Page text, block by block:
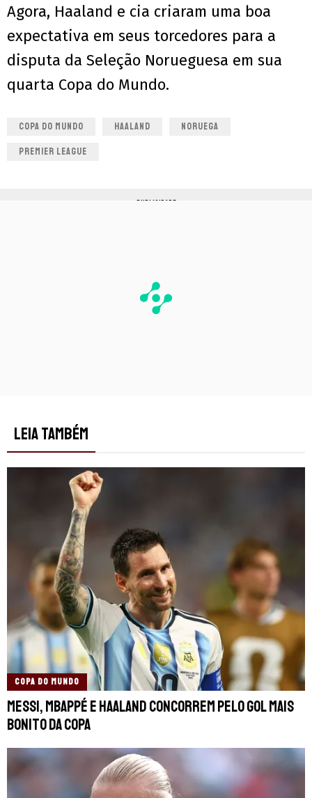
Agora, Haaland e cia criaram uma boa
expectativa em seus torcedores para a
disputa da Seleção Norueguesa em sua
quarta Copa do Mundo.
COPA DO MUNDO HAALAND NORUEGA
PREMIER LEAGUE
PUBLICIDADE
LEIA TAMBÉM
COPA DO MUNDO
Messi, Mbappé e Haaland concorrem pelo gol mais
bonito da Copa